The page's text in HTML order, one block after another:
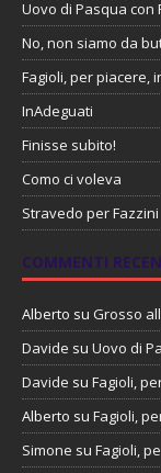
Uovo di Pasqua con
No, non siamo da
Fagioli, per piacere,
InAdeguati
Finisse subito!
Como ci voleva
Stravedo per Fazzini
COMMENTI
Alberto su Grosso
Davide su Uovo di
Davide su Fagioli,
Alberto su Fagioli,
Simone su Fagioli,